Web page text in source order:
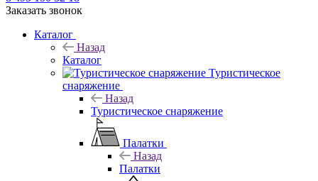
Заказать звонок
Каталог
Назад
Каталог
Туристическое
снаряжение
Назад
Туристическое снаряжение
Палатки
Назад
Палатки